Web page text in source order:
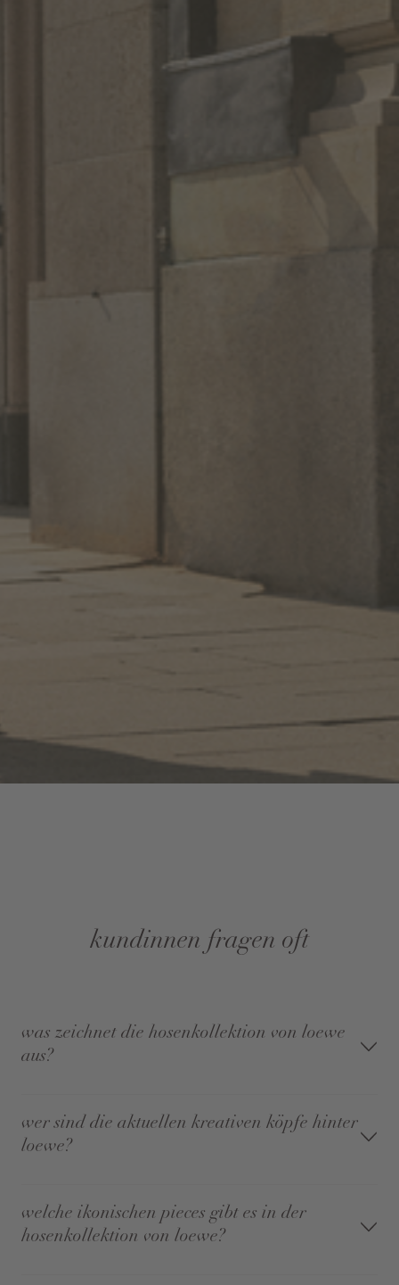
kundinnen fragen oft
was zeichnet die hosenkollektion von loewe
aus?
wer sind die aktuellen kreativen köpfe hinter
loewe?
welche ikonischen pieces gibt es in der
hosenkollektion von loewe?